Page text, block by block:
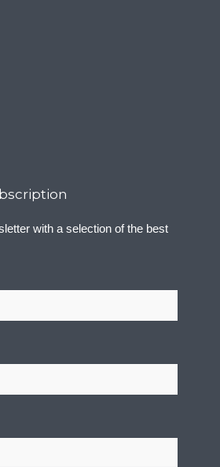
with a selection of the best